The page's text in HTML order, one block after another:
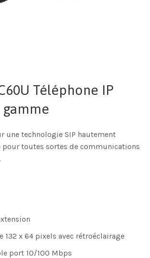
Téléphone IP
gamme
une technologie SIP hautement
pour toutes sortes de communications
132 x 64 pixels avec rétroéclairage
port 10/100 Mbps